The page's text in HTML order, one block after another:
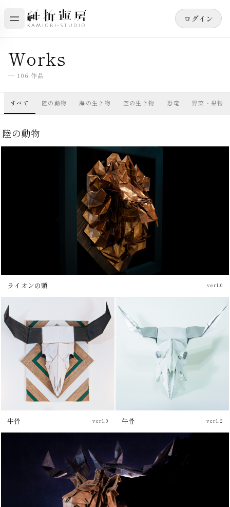
ログイン
Works
— 106 作品
すべて 陸の動物 海の生き物 空の生き物 恐竜 野菜・果物
陸の動物
ブログ
ライオンの頭 ver1.0
牛骨 ver1.0 牛骨 ver1.2